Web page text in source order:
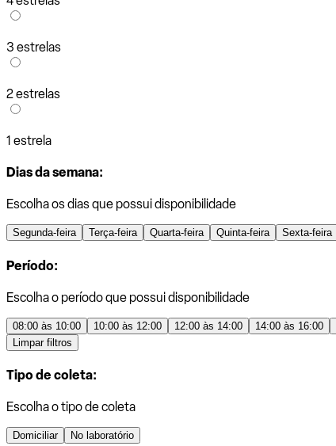
3 estrelas
2 estrelas
1 estrela
Dias da semana:
Escolha os dias que possui disponibilidade
Segunda-feira Terça-feira Quarta-feira Quinta-feira Sexta-feira
Período:
Escolha o período que possui disponibilidade
08:00 às 10:00 10:00 às 12:00 12:00 às 14:00 14:00 às 16:00
Limpar filtros
Tipo de coleta:
Escolha o tipo de coleta
Domiciliar No laboratório